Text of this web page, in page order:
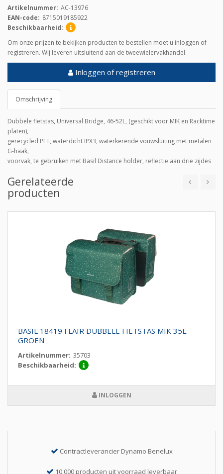
Omschrijving
Dubbele fietstas, Universal Bridge, 46-52L, (geschikt voor MIK en Racktime
platen),
gerecycled PET, waterdicht IPX3, waterkerende vouwsluiting met metalen
G-haak,
voorvak, te gebruiken met Basil Distance holder, reflectie aan drie zijdes
Artikelnummer: AC-13976
EAN-code: 8715019185922
Beschikbaarheid:
Om onze prijzen te bekijken producten te bestellen moet u inloggen of
registreren. Wij leveren uitsluitend aan de tweewielervakhandel.
Inloggen of registreren
Gerelateerde
producten
BASIL 18419 FLAIR DUBBELE FIETSTAS MIK 35L.
GROEN
Artikelnummer: 35703
Beschikbaarheid:
INLOGGEN
Contractleverancier Dynamo Benelux
10.000 producten uit voorraad leverbaar